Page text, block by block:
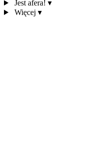
Jest afera! ▾
Więcej ▾